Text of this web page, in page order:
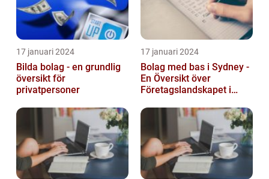
17 januari 2024
Bilda bolag - en grundlig
översikt för
privatpersoner
17 januari 2024
Bolag med bas i Sydney -
En Översikt över
Företagslandskapet i